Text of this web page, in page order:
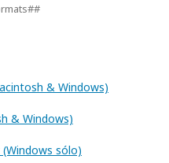
& Windows)
& Windows)
sólo)